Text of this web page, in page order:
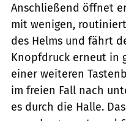
Anschließend öffnet
mit wenigen,
des Helms und fährt
Knopfdruck erneut in
einer weiteren
im freien Fall nach
es durch die Halle.